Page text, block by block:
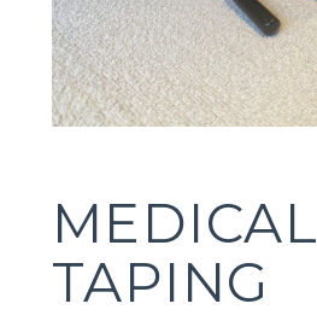
MEDICAL
TAPING